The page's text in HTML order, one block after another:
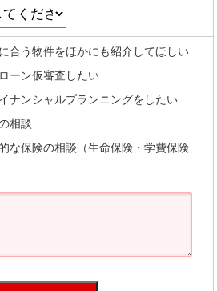
合う物件をほかにも紹介してほしい
ーン仮審査したい
ナンシャルプランニングをしたい
相談
な保険の相談（生命保険・学費保険